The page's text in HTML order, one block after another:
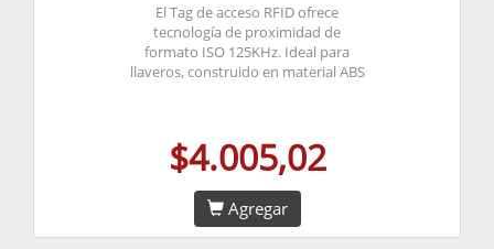
El Tag de acceso RFID ofrece
tecnología de proximidad de
formato ISO 125KHz. Ideal para
llaveros, construido en material ABS
$4.005,02
Agregar